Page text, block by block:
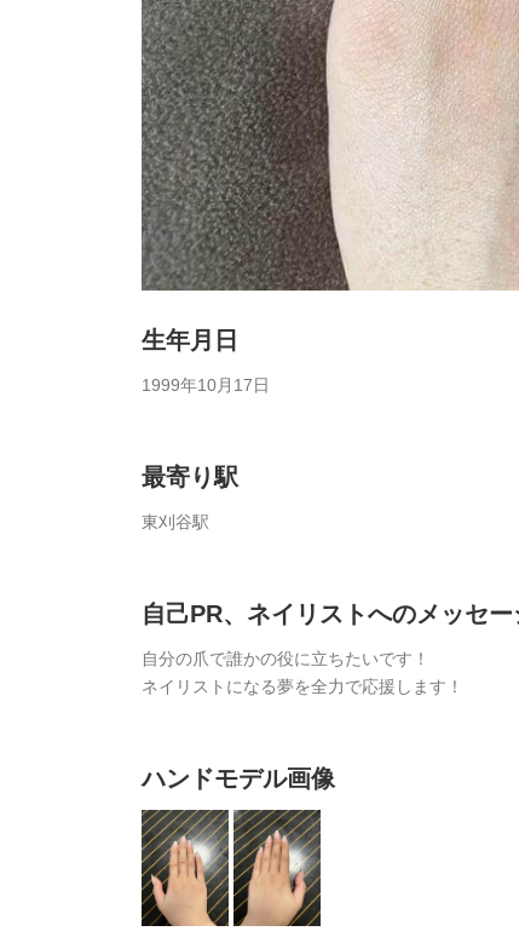
生年月日
1999年10月17日
最寄り駅
東刈谷駅
自己PR、ネイリストへのメッセー
自分の爪で誰かの役に立ちたいです！
ネイリストになる夢を全力で応援します！
ハンドモデル画像